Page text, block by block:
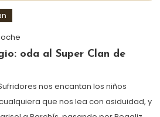
oda al Super Clan de
nos encantan los niños
que nos lea con asiduidad, y